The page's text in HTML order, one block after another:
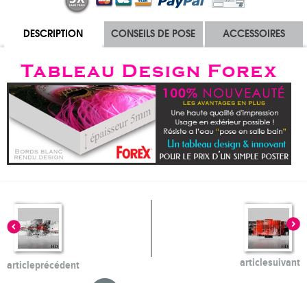
DESCRIPTION CONSEILS DE POSE ACCESSOIRES
articleprécédent articlesuivant